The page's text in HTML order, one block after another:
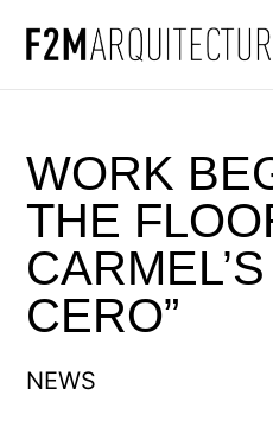
WORK
THE
CERO”
NEWS